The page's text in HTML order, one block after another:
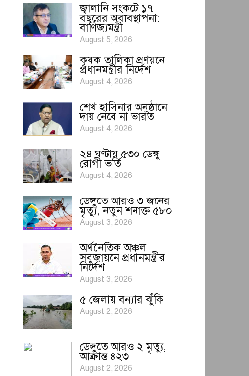
জ্বালানি সংকটে ১৭
বছরের অব্যবস্থাপনা:
বাণিজ্যমন্ত্রী
August 5, 2026
কৃষক তালিকা প্রণয়নে
প্রধানমন্ত্রীর নির্দেশ
August 4, 2026
শেখ হাসিনার অনুষ্ঠানে
দায় নেবে না ভারত
August 4, 2026
২৪ ঘণ্টায় ৫৩০ ডেঙ্গু
রোগী ভর্তি
August 4, 2026
ডেঙ্গুতে আরও ৩ জনের
মৃত্যু, নতুন শনাক্ত ৫৮০
August 3, 2026
অর্থনৈতিক অঞ্চল
সবুজায়নে প্রধানমন্ত্রীর
নির্দেশ
August 3, 2026
৫ জেলায় বন্যার ঝুঁকি
August 2, 2026
ডেঙ্গুতে আরও ২ মৃত্যু,
আক্রান্ত ৪২৩
August 2, 2026